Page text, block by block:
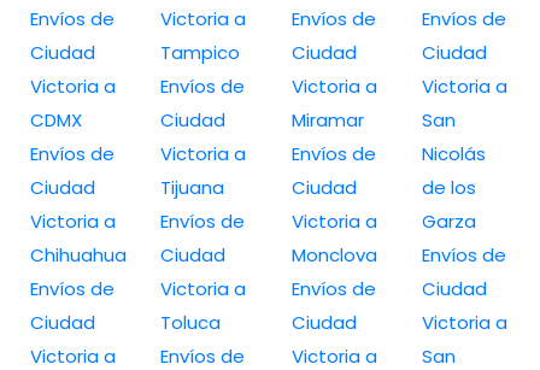
Envíos de
Ciudad
Victoria a
CDMX
Envíos de
Ciudad
Victoria a
Chihuahua
Envíos de
Ciudad
Victoria a
Victoria a
Tampico
Envíos de
Ciudad
Victoria a
Tijuana
Envíos de
Ciudad
Victoria a
Toluca
Envíos de
Envíos de
Ciudad
Victoria a
Miramar
Envíos de
Ciudad
Victoria a
Monclova
Envíos de
Ciudad
Victoria a
Envíos de
Ciudad
Victoria a
San
Nicolás
de los
Garza
Envíos de
Ciudad
Victoria a
San